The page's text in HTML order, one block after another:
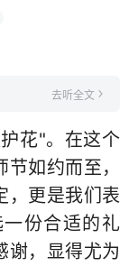
去听全文
花"。在这个
如约而至，
，更是我们表
份合适的礼
谢，显得尤为